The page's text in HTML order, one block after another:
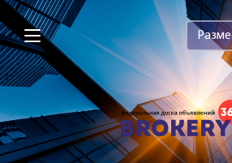
Brokery365 - Рейтинг